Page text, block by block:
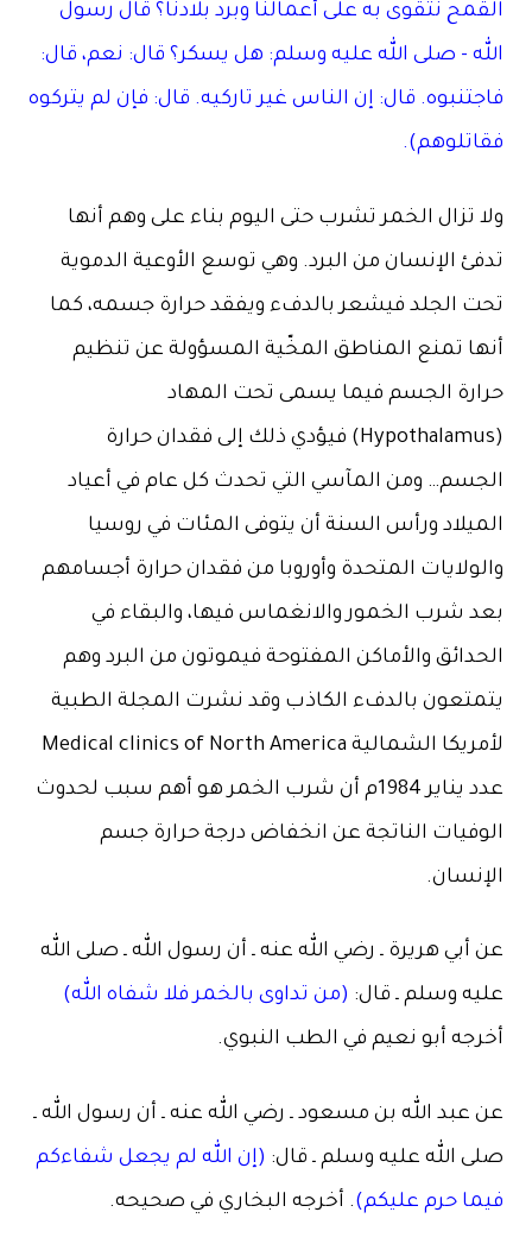
القمح نتقوى به على أعمالنا وبرد بلادنا؟ قال رسول
الله – صلى الله عليه وسلم: هل يسكر؟ قال: نعم، قال:
فاجتنبوه. قال: إن الناس غير تاركيه. قال: فإن لم يتركوه
فقاتلوهم).
ولا تزال الخمر تشرب حتى اليوم بناء على وهم أنها
تدفئ الإنسان من البرد. وهي توسع الأوعية الدموية
تحت الجلد فيشعر بالدفء ويفقد حرارة جسمه، كما
أنها تمنع المناطق المخّية المسؤولة عن تنظيم
حرارة الجسم فيما يسمى تحت المهاد
(Hypothalamus) فيؤدي ذلك إلى فقدان حرارة
الجسم… ومن المآسي التي تحدث كل عام في أعياد
الميلاد ورأس السنة أن يتوفى المئات في روسيا
والولايات المتحدة وأوروبا من فقدان حرارة أجسامهم
بعد شرب الخمور والانغماس فيها، والبقاء في
الحدائق والأماكن المفتوحة فيموتون من البرد وهم
يتمتعون بالدفء الكاذب وقد نشرت المجلة الطبية
لأمريكا الشمالية Medical clinics of North America
عدد يناير 1984م أن شرب الخمر هو أهم سبب لحدوث
الوفيات الناتجة عن انخفاض درجة حرارة جسم
الإنسان.
عن أبي هريرة ـ رضي الله عنه ـ أن رسول الله ـ صلى الله
عليه وسلم ـ قال: (من تداوى بالخمر فلا شفاه الله)
أخرجه أبو نعيم في الطب النبوي.
عن عبد الله بن مسعود ـ رضي الله عنه ـ أن رسول الله ـ
صلى الله عليه وسلم ـ قال: (إن الله لم يجعل شفاءكم
فيما حرم عليكم). أخرجه البخاري في صحيحه.